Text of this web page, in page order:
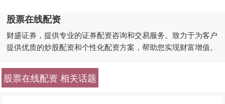
股票在线配资
财盛证券，提供专业的证券配资咨询和交易服务。致力于为客户
提供优质的炒股配资和个性化配资方案，帮助您实现财富增值。
股票在线配资 相关话题